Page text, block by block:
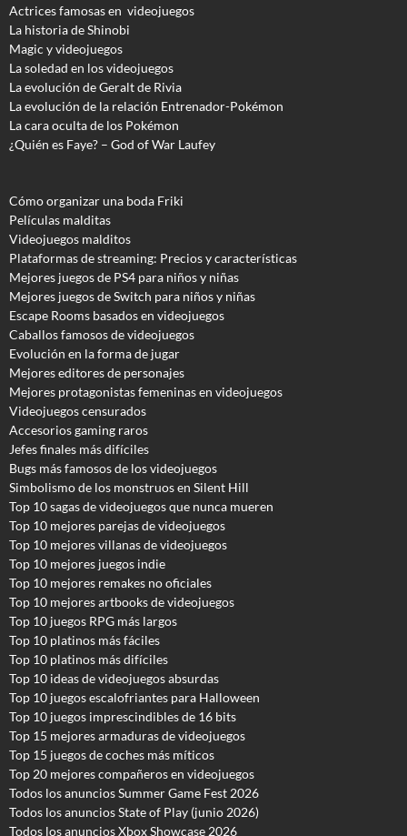
Actrices famosas en videojuegos
La historia de Shinobi
Magic y videojuegos
La soledad en los videojuegos
La evolución de Geralt de Rivia
La evolución de la relación Entrenador-Pokémon
La cara oculta de los Pokémon
¿Quién es Faye? – God of War Laufey
Cómo organizar una boda Friki
Películas malditas
Videojuegos malditos
Plataformas de streaming: Precios y características
Mejores juegos de PS4 para niños y niñas
Mejores juegos de Switch para niños y niñas
Escape Rooms basados en videojuegos
Caballos famosos de videojuegos
Evolución en la forma de jugar
Mejores editores de personajes
Mejores protagonistas femeninas en videojuegos
Videojuegos censurados
Accesorios gaming raros
Jefes finales más difíciles
Bugs más famosos de los videojuegos
Simbolismo de los monstruos en Silent Hill
Top 10 sagas de videojuegos que nunca mueren
Top 10 mejores parejas de videojuegos
Top 10 mejores villanas de videojuegos
Top 10 mejores juegos indie
Top 10 mejores remakes no oficiales
Top 10 mejores artbooks de videojuegos
Top 10 juegos RPG más largos
Top 10 platinos más fáciles
Top 10 platinos más difíciles
Top 10 ideas de videojuegos absurdas
Top 10 juegos escalofriantes para Halloween
Top 10 juegos imprescindibles de 16 bits
Top 15 mejores armaduras de videojuegos
Top 15 juegos de coches más míticos
Top 20 mejores compañeros en videojuegos
Todos los anuncios Summer Game Fest 2026
Todos los anuncios State of Play (junio 2026)
Todos los anuncios Xbox Showcase 2026